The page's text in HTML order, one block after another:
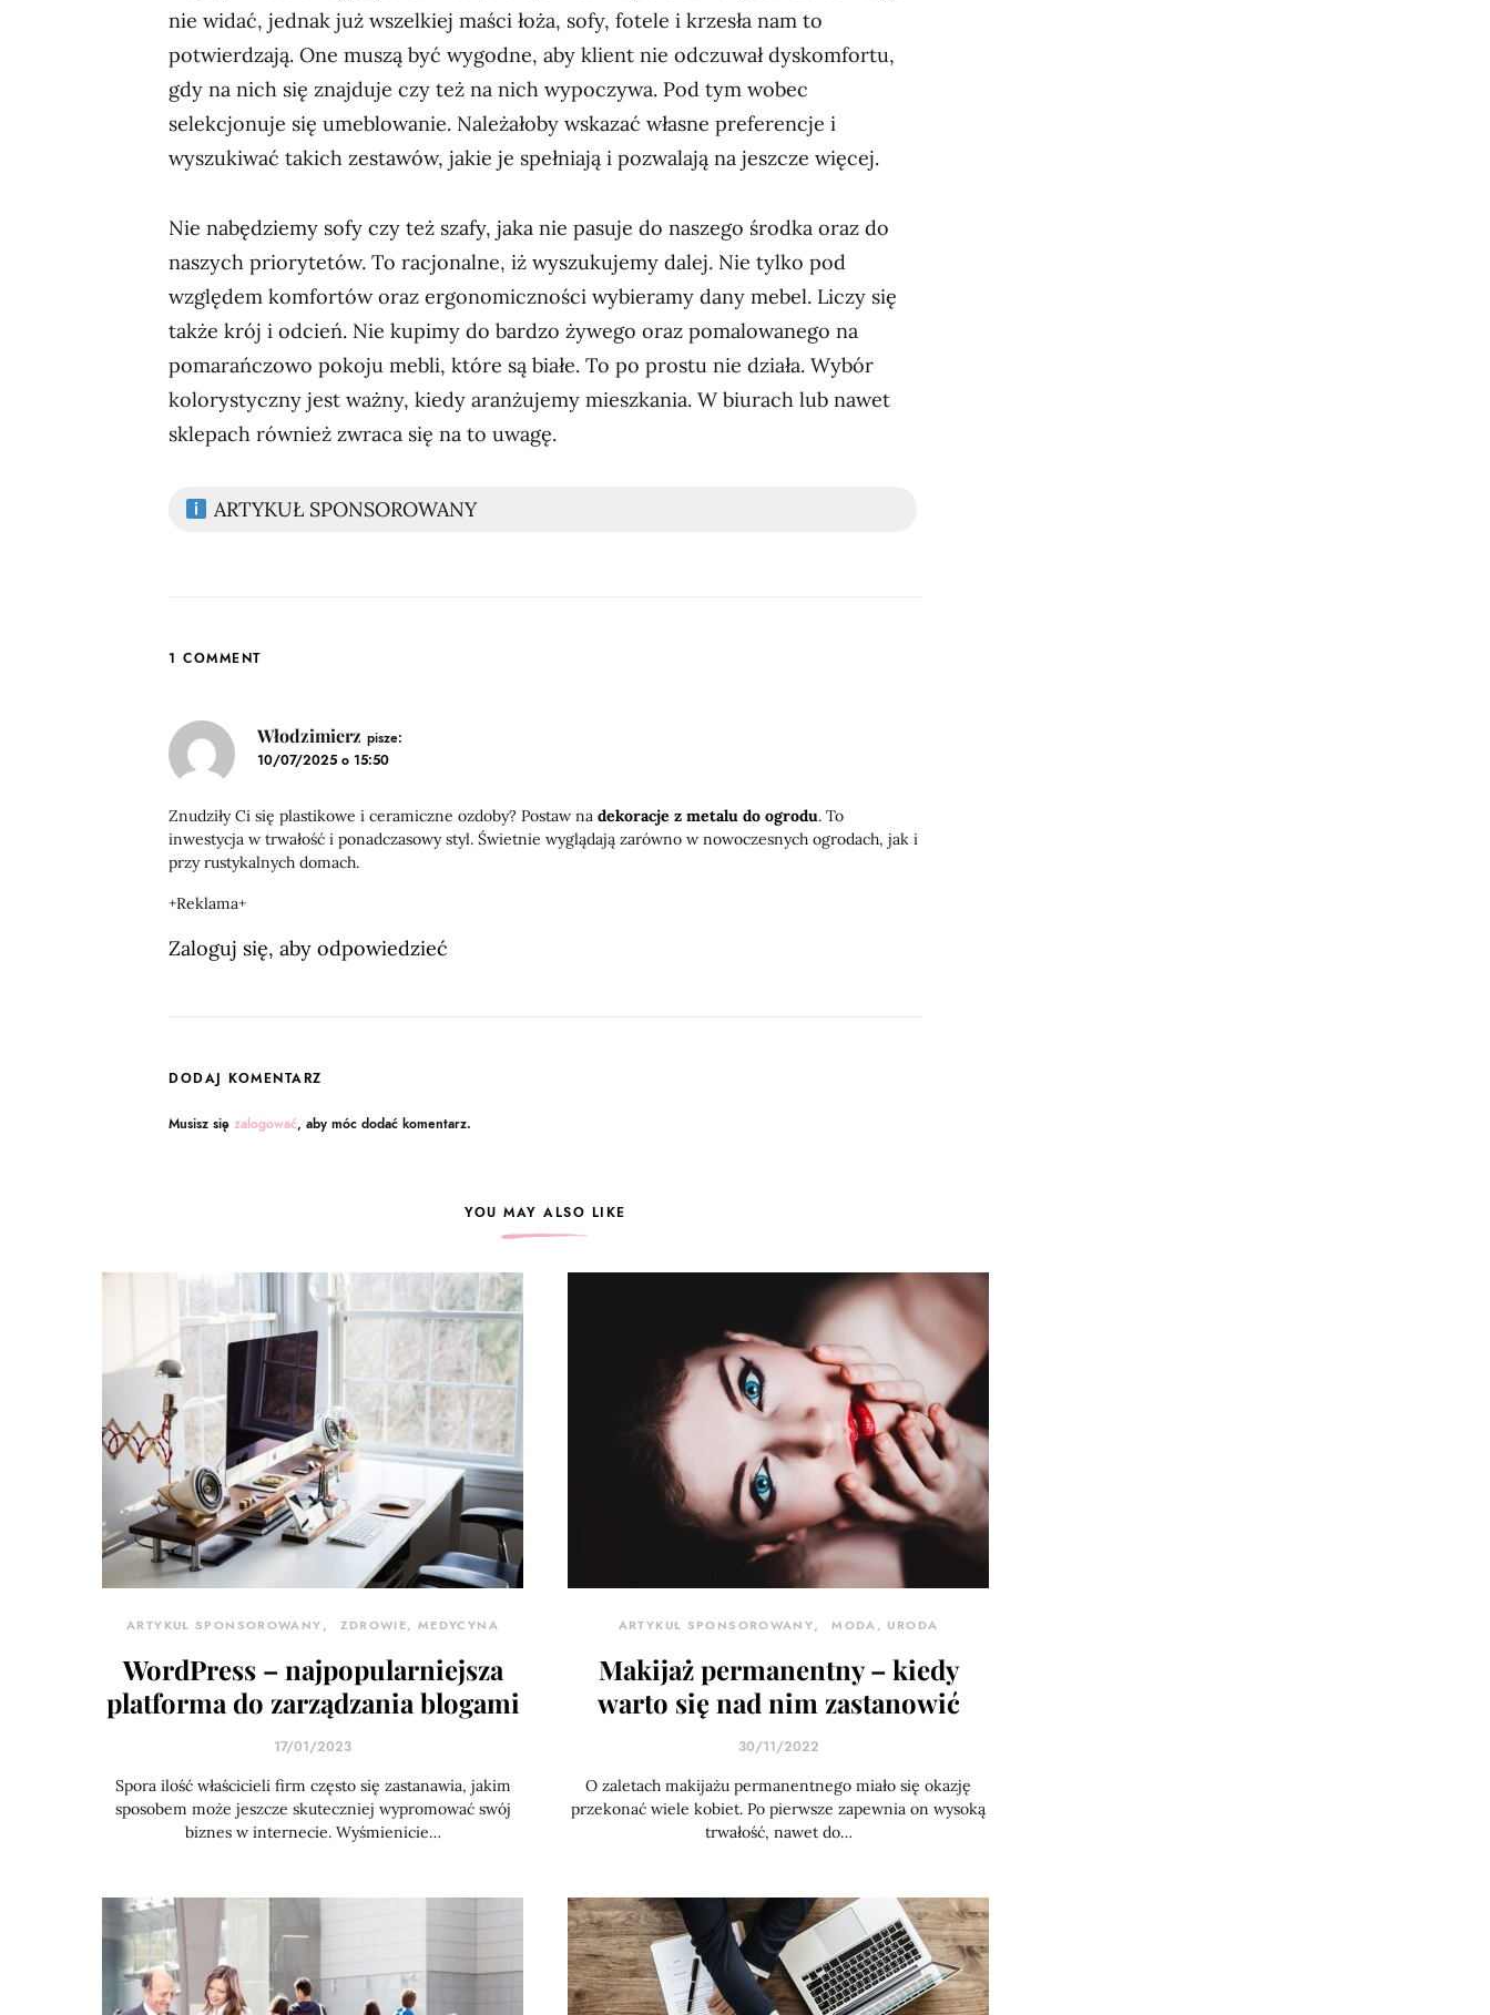
nie widać, jednak już wszelkiej maści łoża, sofy, fotele i krzesła nam to
potwierdzają. One muszą być wygodne, aby klient nie odczuwał dyskomfortu,
gdy na nich się znajduje czy też na nich wypoczywa. Pod tym wobec
selekcjonuje się umeblowanie. Należałoby wskazać własne preferencje i
wyszukiwać takich zestawów, jakie je spełniają i pozwalają na jeszcze więcej.
Nie nabędziemy sofy czy też szafy, jaka nie pasuje do naszego środka oraz do
naszych priorytetów. To racjonalne, iż wyszukujemy dalej. Nie tylko pod
względem komfortów oraz ergonomiczności wybieramy dany mebel. Liczy się
także krój i odcień. Nie kupimy do bardzo żywego oraz pomalowanego na
pomarańczowo pokoju mebli, które są białe. To po prostu nie działa. Wybór
kolorystyczny jest ważny, kiedy aranżujemy mieszkania. W biurach lub nawet
sklepach również zwraca się na to uwagę.
ARTYKUŁ SPONSOROWANY
1 COMMENT
Włodzimierz pisze:
10/07/2025 o 15:50
Znudziły Ci się plastikowe i ceramiczne ozdoby? Postaw na dekoracje z metalu do ogrodu. To
inwestycja w trwałość i ponadczasowy styl. Świetnie wyglądają zarówno w nowoczesnych ogrodach, jak i
przy rustykalnych domach.
+Reklama+
Zaloguj się, aby odpowiedzieć
DODAJ KOMENTARZ
Musisz się zalogować, aby móc dodać komentarz.
YOU MAY ALSO LIKE
ARTYKUŁ SPONSOROWANY ZDROWIE, MEDYCYNA
WordPress – najpopularniejsza
platforma do zarządzania blogami
17/01/2023
Spora ilość właścicieli firm często się zastanawia, jakim
sposobem może jeszcze skuteczniej wypromować swój
biznes w internecie. Wyśmienicie…
ARTYKUŁ SPONSOROWANY MODA, URODA
Makijaż permanentny – kiedy
warto się nad nim zastanowić
30/11/2022
O zaletach makijażu permanentnego miało się okazję
przekonać wiele kobiet. Po pierwsze zapewnia on wysoką
trwałość, nawet do…